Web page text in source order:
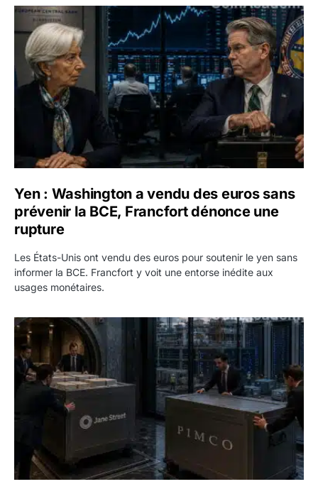
Yen : Washington a vendu des euros sans prévenir la
Yen : Washington a vendu des euros sans
prévenir la BCE, Francfort dénonce une
rupture
Les États-Unis ont vendu des euros pour soutenir le yen sans
informer la BCE. Francfort y voit une entorse inédite aux
usages monétaires.
Jane Street négocie le transfert de 11 milliards de